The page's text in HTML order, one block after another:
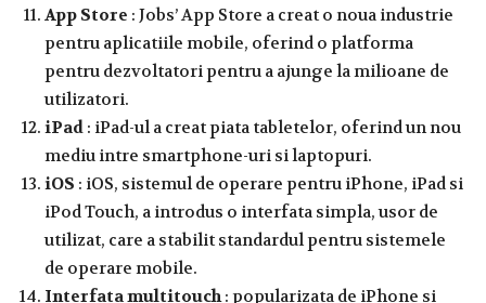
App Store : Jobs’ App Store a creat o noua industrie
pentru aplicatiile mobile, oferind o platforma
pentru dezvoltatori pentru a ajunge la milioane de
utilizatori.
iPad : iPad-ul a creat piata tabletelor, oferind un nou
mediu intre smartphone-uri si laptopuri.
iOS : iOS, sistemul de operare pentru iPhone, iPad si
iPod Touch, a introdus o interfata simpla, usor de
utilizat, care a stabilit standardul pentru sistemele
de operare mobile.
Interfata multitouch: popularizata de iPhone si